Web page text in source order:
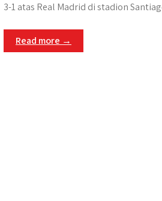
3-1 atas Real Madrid di stadion
Read more →